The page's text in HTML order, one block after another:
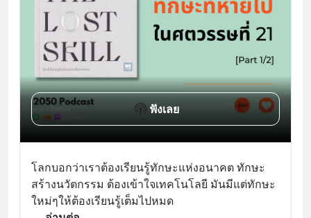
ฟังเลย
โลกบอกว่าเราต้องเรียนรู้ทักษะแห่งอนาคต ทักษะ
สร้างนวัตกรรม ต้องเข้าใจเทคโนโลยี มันมีแต่ทักษะ
ใหม่ๆให้ต้องเรียนรู้เต็มไปหมด